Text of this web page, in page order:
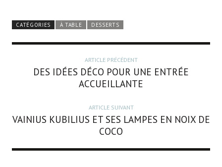
CATÉGORIES À TABLE DESSERTS
ARTICLE PRÉCÉDENT
DES IDÉES DÉCO POUR UNE ENTRÉE
ACCUEILLANTE
ARTICLE SUIVANT
VAINIUS KUBILIUS ET SES LAMPES EN NOIX DE
COCO